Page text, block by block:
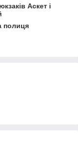
Аскет і
полиця